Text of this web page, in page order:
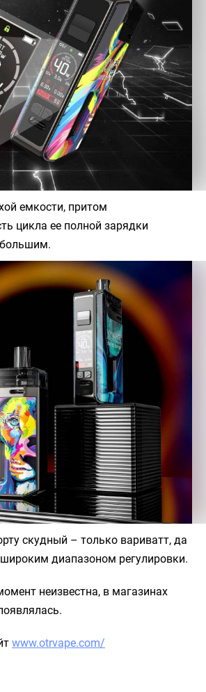
емкости, притом
цикла ее полной зарядки
скудный – только вариватт, да
диапазоном регулировки.
неизвестна, в магазинах
www.otrvape.com/